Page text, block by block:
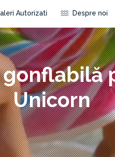
Autorizati Despre noi
gonflabilă
Unicorn